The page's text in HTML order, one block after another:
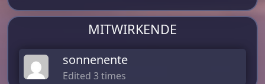
MITWIRKENDE
sonnenente
Edited 3 times